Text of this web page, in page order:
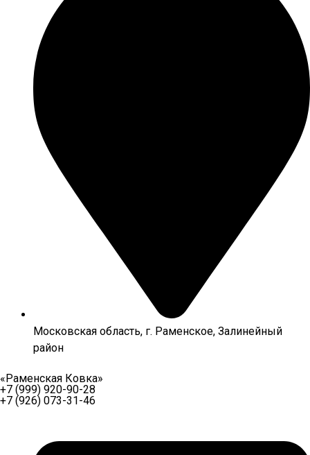
Московская область, г. Раменское, Залинейный
район
«Раменская Ковка»
+7 (999) 920-90-28
+7 (926) 073-31-46